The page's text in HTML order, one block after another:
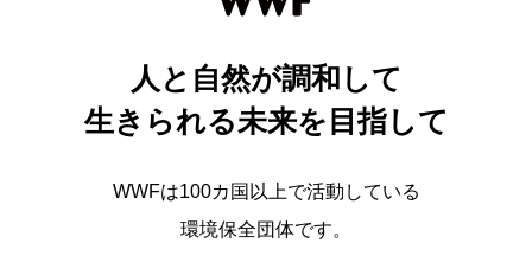
人と自然が調和して
生きられる未来を目指して
WWFは100カ国以上で活動している
環境保全団体です。